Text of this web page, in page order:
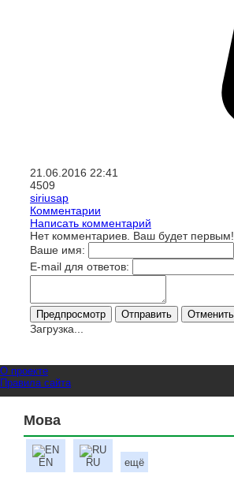
21.06.2016 22:41
4509
siriusap
Комментарии
Написать комментарий
Нет комментариев. Ваш будет первым!
Ваше имя:
E-mail для ответов:
Загрузка...
О проекте
Правила сайта
Мова
EN RU ещё